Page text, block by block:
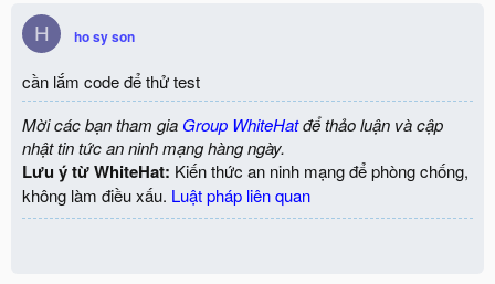
H ho sy son
cần lắm code để thử test
Mời các bạn tham gia Group WhiteHatđể thảo luận và cập
nhật tin tức an ninh mạng hàng ngày.
Lưu ý từ WhiteHat: Kiến thức an ninh mạng để phòng chống,
không làm điều xấu. Luật pháp liên quan